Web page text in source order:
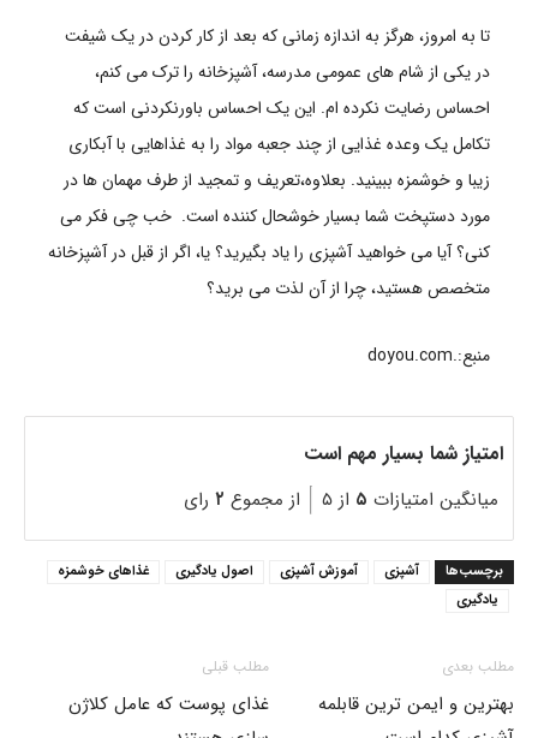
تا به امروز، هرگز به اندازه زمانی که بعد از کار کردن در یک شیفت
در یکی از شام های عمومی مدرسه، آشپزخانه را ترک می کنم،
احساس رضایت نکرده ام. این یک احساس باورنکردنی است که
تکامل یک وعده غذایی از چند جعبه مواد را به غذاهایی با آبکاری
زیبا و خوشمزه ببینید. بعلاوه،تعریف و تمجید از طرف مهمان ها در
مورد دستپخت شما بسیار خوشحال کننده است. خب چی فکر می
کنی؟ آیا می خواهید آشپزی را یاد بگیرید؟ یا، اگر از قبل در آشپزخانه
متخصص هستید، چرا از آن لذت می برید؟
منبع:.doyou.com
امتیاز شما بسیار مهم است
میانگین امتیازات ۵ از ۵ از مجموع ۲ رای
برچسب‌ها آشپزی آموزش آشپزی اصول یادگیری
غذاهای خوشمزه
یادگیری
مطلب قبلی
غذای پوست که عامل کلاژن
مطلب بعدی
بهترین و ایمن ترین قابلمه